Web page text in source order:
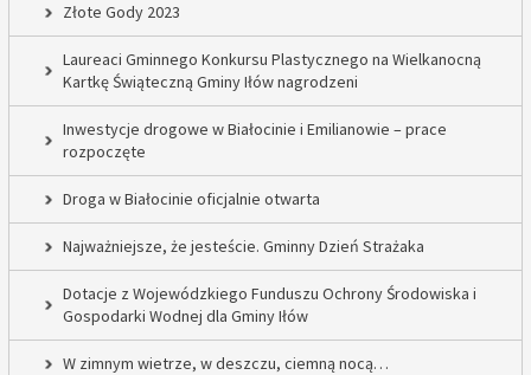
Złote Gody 2023
Laureaci Gminnego Konkursu Plastycznego na Wielkanocną
Kartkę Świąteczną Gminy Iłów nagrodzeni
Inwestycje drogowe w Białocinie i Emilianowie – prace
rozpoczęte
Droga w Białocinie oficjalnie otwarta
Najważniejsze, że jesteście. Gminny Dzień Strażaka
Dotacje z Wojewódzkiego Funduszu Ochrony Środowiska i
Gospodarki Wodnej dla Gminy Iłów
W zimnym wietrze, w deszczu, ciemną nocą…